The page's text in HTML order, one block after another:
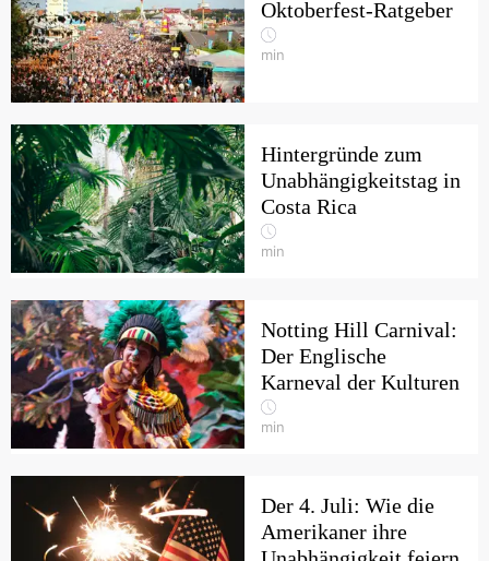
Oktoberfest-Ratgeber
min
Hintergründe zum
Unabhängigkeitstag in
Costa Rica
min
Notting Hill Carnival:
Der Englische
Karneval der Kulturen
min
Der 4. Juli: Wie die
Amerikaner ihre